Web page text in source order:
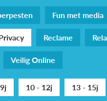
Fun met media
Reclame
Veilig Online
10 - 12j 13 - 15j